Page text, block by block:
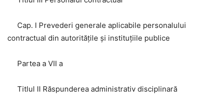
Cap. I Prevederi generale aplicabile personalului
contractual din autoritățile și instituțiile publice
Partea a VII a
Titlul II Răspunderea administrativ disciplinară